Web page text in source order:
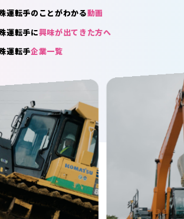
運転手のことがわかる動画
運転手に興味が出てきた方へ
運転手企業一覧